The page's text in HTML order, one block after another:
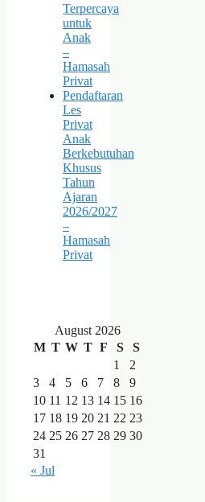
Terpercaya
untuk
Anak
–
Hamasah
Privat
Pendaftaran
Les
Privat
Anak
Berkebutuhan
Khusus
Tahun
Ajaran
2026/2027
–
Hamasah
Privat
August 2026
M T W T F S
S
1
2
3
4 5 6 7 8
9
10 11 12 13 14 15 16
17 18 19 20 21 22 23
24 25 26 27 28 29 30
31
« Jul